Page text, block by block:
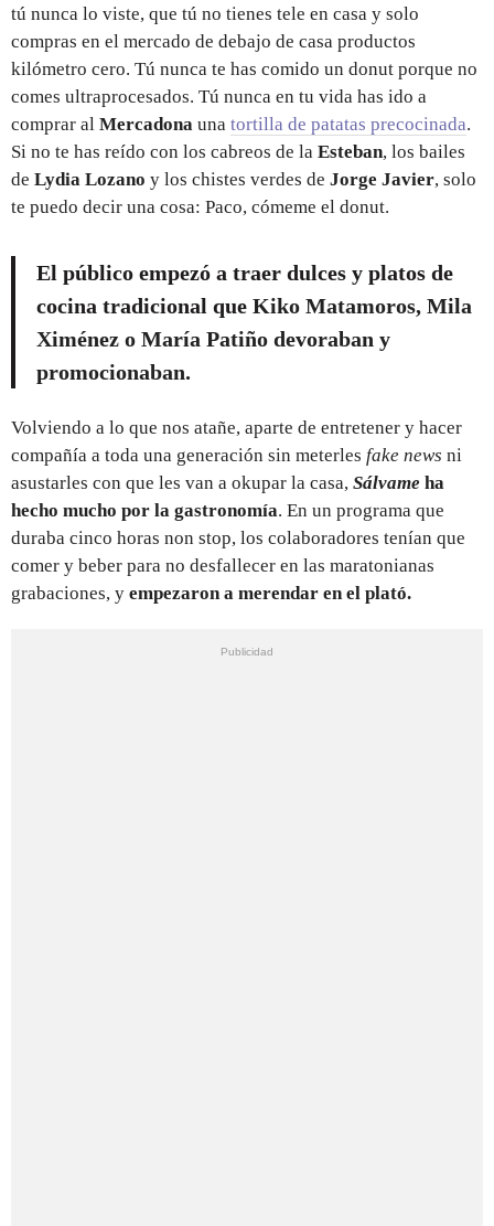
tú nunca lo viste, que tú no tienes tele en casa y solo
compras en el mercado de debajo de casa productos
kilómetro cero. Tú nunca te has comido un donut porque no
comes ultraprocesados. Tú nunca en tu vida has ido a
comprar al Mercadona una tortilla de patatas precocinada.
Si no te has reído con los cabreos de la Esteban, los bailes
de Lydia Lozano y los chistes verdes de Jorge Javier, solo
te puedo decir una cosa: Paco, cómeme el donut.
El público empezó a traer dulces y platos de
cocina tradicional que Kiko Matamoros, Mila
Ximénez o María Patiño devoraban y
promocionaban.
Volviendo a lo que nos atañe, aparte de entretener y hacer
compañía a toda una generación sin meterles fake news ni
asustarles con que les van a okupar la casa, Sálvame ha
hecho mucho por la gastronomía. En un programa que
duraba cinco horas non stop, los colaboradores tenían que
comer y beber para no desfallecer en las maratonianas
grabaciones, y empezaron a merendar en el plató.